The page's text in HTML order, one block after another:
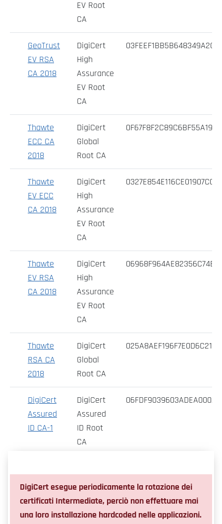
EV Root
CA
GeoTrust
EV RSA
CA 2018
DigiCert
High
Assurance
EV Root
CA
Thawte
ECC CA
2018
DigiCert
Global
Root CA
Thawte
EV ECC
CA 2018
DigiCert
High
Assurance
EV Root
CA
Thawte
EV RSA
CA 2018
DigiCert
High
Assurance
EV Root
CA
Thawte
RSA CA
2018
DigiCert
Global
Root CA
DigiCert
Assured
ID CA-1
DigiCert
Assured
ID Root
CA
DigiCert esegue periodicamente la rotazione dei
certificati Intermediate, perciò non effettuare mai
una loro installazione hardcoded nelle applicazioni.